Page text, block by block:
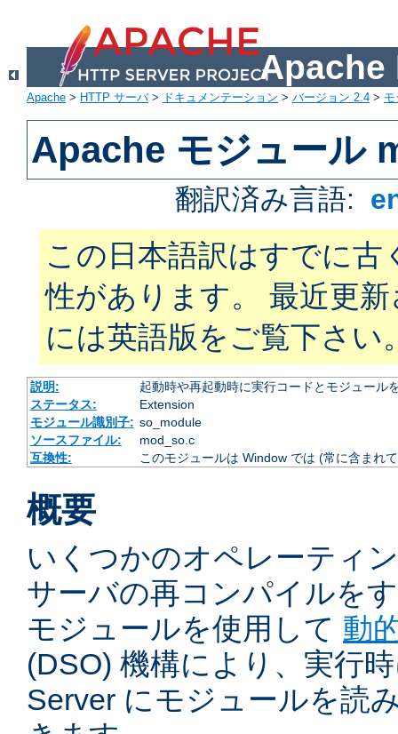
Apache
Apache > HTTP サーバ> ドキュメンテーション > バージョン 2.4 >
Apache モジュール
翻訳済み言語:
この日本語訳はすでに古
性があります。 最近更
には英語版をご覧下さい
説明:
起動時や再起動時に実行コードとモジュール
ステータス:
Extension
モジュール識別子: so_module
ソースファイル:
mod_so.c
互換性:
このモジュールは Window では (常に含まれ
概要
いくつかのオペレーティ
サーバの再コンパイルを
モジュールを使用して 動
(DSO) 機構により、実行
Server にモジュールを読